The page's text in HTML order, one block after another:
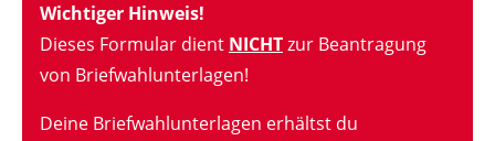
Wichtiger Hinweis!
Dieses Formular dient NICHTzur Beantragung
von Briefwahlunterlagen!
Deine Briefwahlunterlagen erhältst du